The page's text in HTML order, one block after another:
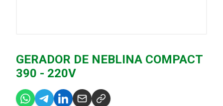
GERADOR DE NEBLINA COMPACT
390 - 220V